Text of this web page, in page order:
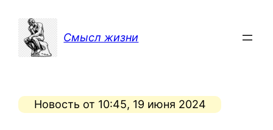
содержимому
Смысл жизни
Новость от 10:45, 19 июня 2024